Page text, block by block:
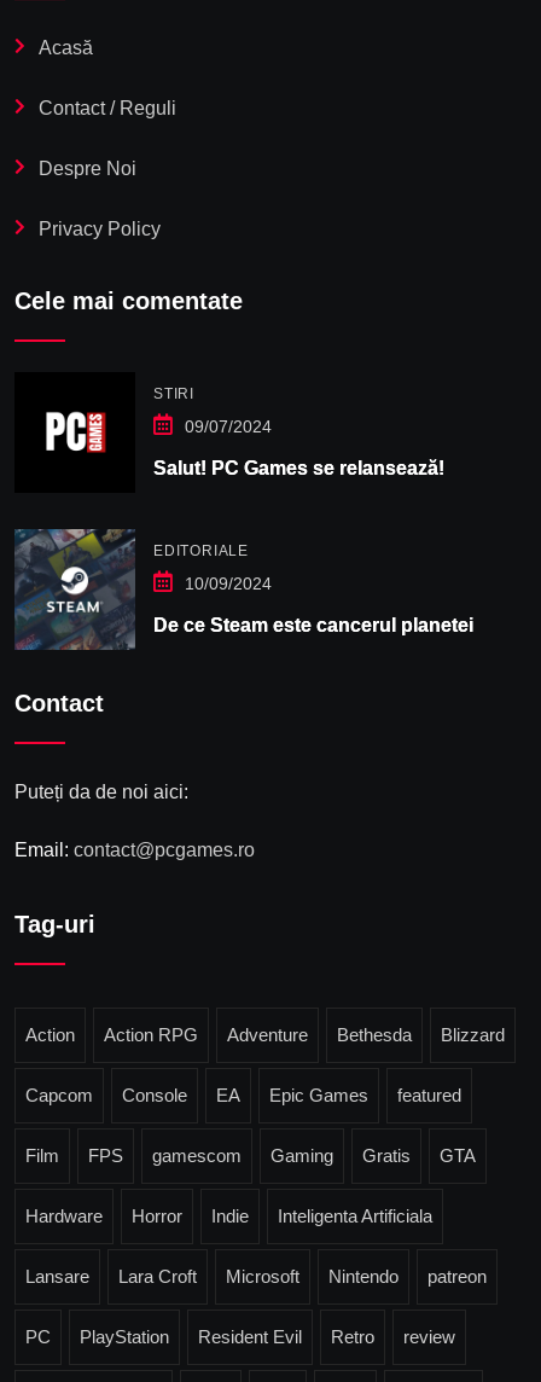
Acasă
Contact / Reguli
Despre Noi
Privacy Policy
Cele mai comentate
STIRI
09/07/2024
Salut! PC Games se relansează!
EDITORIALE
10/09/2024
De ce Steam este cancerul planetei
Contact
Puteți da de noi aici:
Email: contact@pcgames.ro
Tag-uri
Action Action RPG Adventure Bethesda Blizzard
Capcom Console EA Epic Games featured
Film FPS gamescom Gaming Gratis GTA
Hardware Horror Indie Inteligenta Artificiala
Lansare Lara Croft Microsoft Nintendo patreon
PC PlayStation Resident Evil Retro review